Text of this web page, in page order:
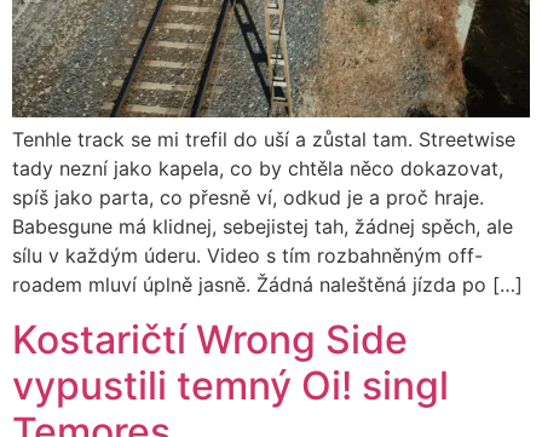
Tenhle track se mi trefil do uší a zůstal tam. Streetwise
tady nezní jako kapela, co by chtěla něco dokazovat,
spíš jako parta, co přesně ví, odkud je a proč hraje.
Babesgune má klidnej, sebejistej tah, žádnej spěch, ale
sílu v každým úderu. Video s tím rozbahněným off-
roadem mluví úplně jasně. Žádná naleštěná jízda po […]
Kostaričtí Wrong Side
vypustili temný Oi! singl